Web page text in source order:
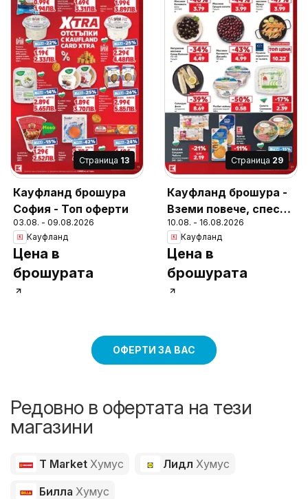
Cтраница 13
Кауфланд брошура
София - Топ оферти
03.08. - 09.08.2026
Кауфланд
Цена в
брошурата
Cтраница 29
Кауфланд брошура -
Вземи повече, спести
повече с Kaufland с
валидност до
16.08.2026
10.08. - 16.08.2026
Кауфланд
Цена в
брошурата
ОФЕРТИ ЗА ВАС
Редовно в офертата на тези
магазини
T Market Хумус Лидл Хумус
Билла Хумус